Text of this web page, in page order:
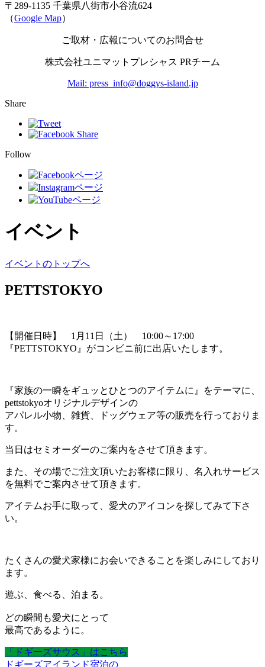
〒289-1135 千葉県八街市小谷流624
（Google Map）
ご取材・広報についてのお問合せ
株式会社ユニマットプレシャス PRチーム
Mail: press_info@doggys-island.jp
Share
Follow
イベント
イベントのトップへ
PETTSTOKYO
【開催日時】 1月11日（土） 10:00～17:00
『PETTSTOKYO』がコンビニ前に出店いたします。
『家族の一瞬をギュッとひとつのアイテムに』をテーマに、
pettstokyoオリジナルデザインの
アパレル小物、雑貨、ドッグウェア等の販売を行っておりま
す。
当日はセミオーダーのご案内をさせて頂きます。
また、その場でご注文頂いたお客様に限り、名入れサービス
を無料でご案内させて頂きます。
アイテムお手に取って、愛犬のアイコンを探してみて下さ
い。
たくさんの愛犬家様にお会いできることを楽しみにしており
ます。
遊ぶ、食べる、泊まる。
どの瞬間も愛犬にとって
最高であるように。
「ドギーズサウス」はこちら
ドギーズアイランド宿泊の